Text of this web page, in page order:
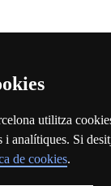
utilitza
i analítiques. Si
de cookies.